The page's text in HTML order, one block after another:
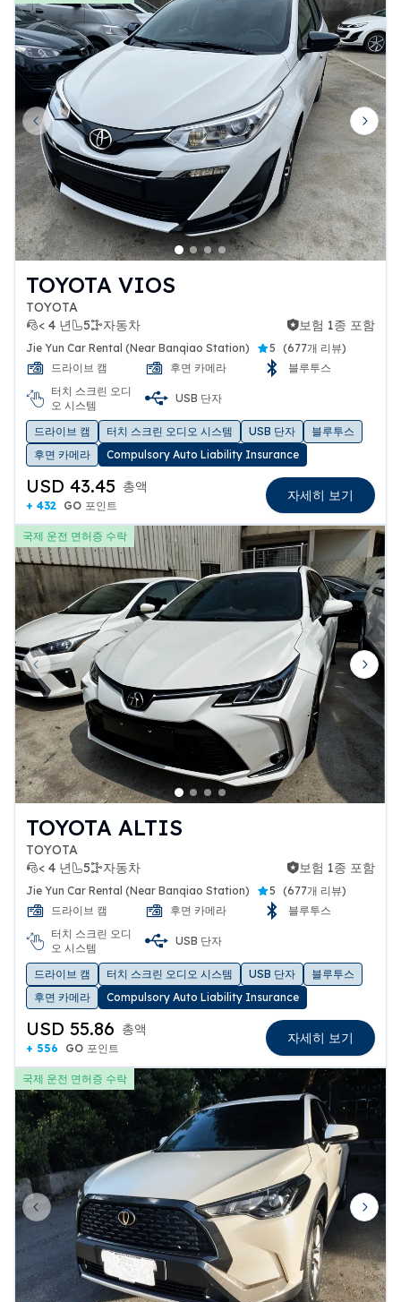
Previous slide Next
TOYOTA VIOS
TOYOTA
< 4 년
5 자동차
보험 1종 포함 보험 1종 포함
Jie Yun Car Rental (Near Banqiao Station) 5 (677개 리뷰)
드라이브 캠
후면 카메라
블루투스
터치 스크린 오디
오 시스템
USB 단자
드라이브 캠 터치 스크린 오디오 시스템 USB 단자
블루투스
후면 카메라
Compulsory Auto Liability Insurance
USD 43.45 총액
+ 432 GO 포인트
자세히 보기
국제 운전 면허증 수락
Previous slide Next
TOYOTA ALTIS
TOYOTA
< 4 년
5 자동차
보험 1종 포함 보험 1종 포함
Jie Yun Car Rental (Near Banqiao Station) 5 (677개 리뷰)
드라이브 캠
후면 카메라
블루투스
터치 스크린 오디
오 시스템
USB 단자
드라이브 캠 터치 스크린 오디오 시스템 USB 단자
블루투스
후면 카메라
Compulsory Auto Liability Insurance
USD 55.86 총액
+ 556 GO 포인트
자세히 보기
국제 운전 면허증 수락
Previous slide Next